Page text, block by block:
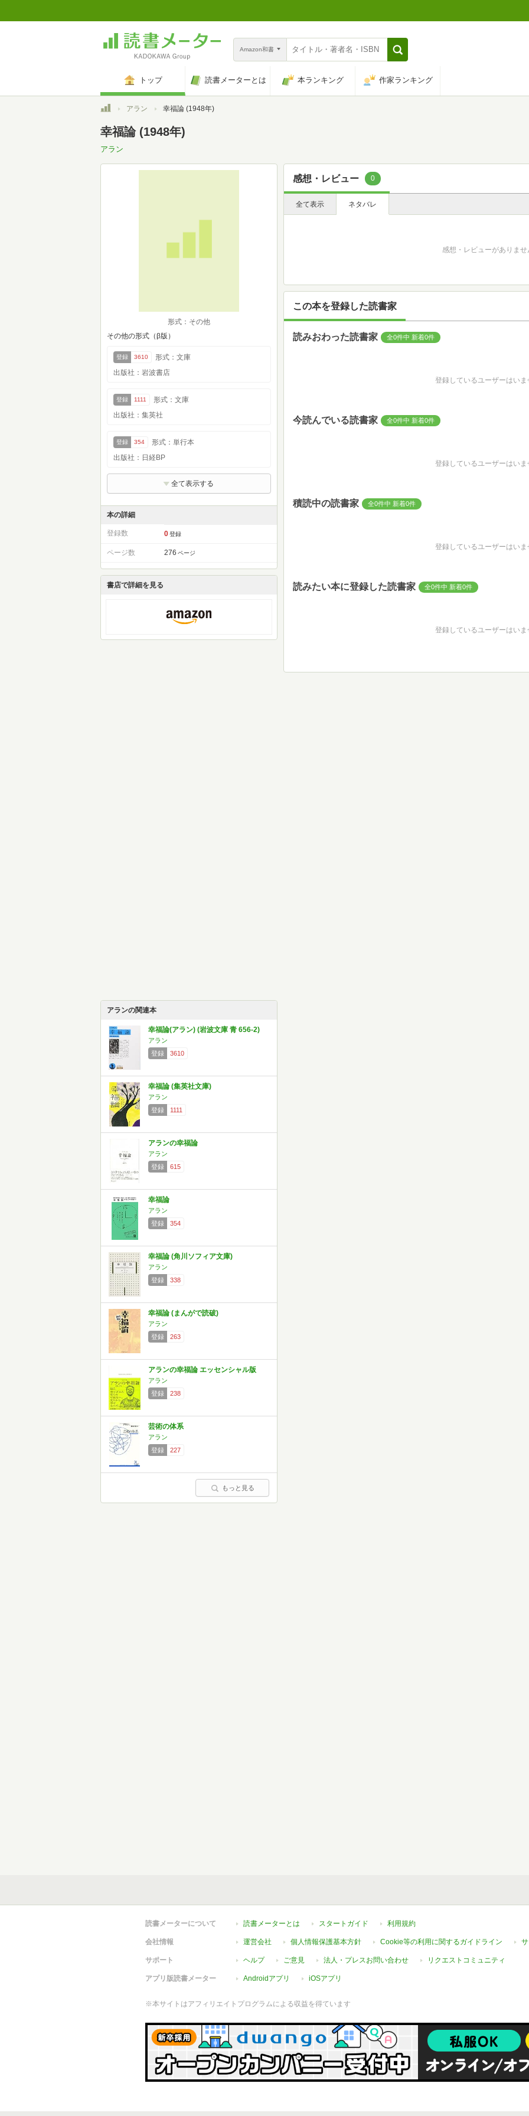
Amazon和書
トップ 読書メーターとは 本ランキング 作家ランキング
トップアラン 幸福論 (1948年)
幸福論 (1948年)
アラン
形式：その他
その他の形式（β版）
登録 3610
形式：文庫
出版社：岩波書店
登録 1111
形式：文庫
出版社：集英社
登録 354
形式：単行本
出版社：日経BP
全て表示する
本の詳細
登録数 0 登録
ページ数 276 ページ
書店で詳細を見る
アランの関連本
幸福論(アラン) (岩波文庫 青 656-2)
アラン
登録
3610
幸福論 (集英社文庫)
アラン
登録
1111
アランの幸福論
アラン
登録
615
幸福論
アラン
登録
354
幸福論 (角川ソフィア文庫)
アラン
登録
338
幸福論 (まんがで読破)
アラン
登録
263
アランの幸福論 エッセンシャル版
アラン
登録
238
芸術の体系
アラン
登録
227
もっと見る
感想・レビュー 0
全て表示 ネタバレ
感想・レビューがありませ
この本を登録した読書家
読みおわった読書家 全0件中 新着0件
登録しているユーザーはいま
今読んでいる読書家 全0件中 新着0件
登録しているユーザーはいま
積読中の読書家 全0件中 新着0件
登録しているユーザーはいま
読みたい本に登録した読書家 全0件中 新着0件
登録しているユーザーはいま
読書メーターについて 読書メーターとは スタートガイド 利用規約
会社情報 運営会社 個人情報保護基本方針 Cookie等の利用に関するガイドライン
サポート ヘルプ ご意見 法人・プレスお問い合わせ リクエストコミュニティ
アプリ版読書メーター Androidアプリ iOSアプリ
※本サイトはアフィリエイトプログラムによる収益を得ています